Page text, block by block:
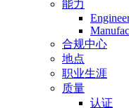
能力
合规中心
地点
职业生涯
质量
认证